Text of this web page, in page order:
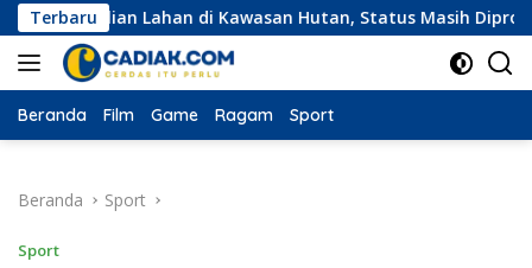
Langsung
ke
konten
Terbaru
Lahan di Kawasan Hutan, Status Masih Diproses
Beranda Film Game Ragam Sport
Beranda Sport
Sport